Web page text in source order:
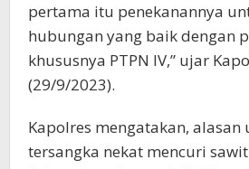
pertama itu penekanannya
hubungan yang baik dengan
khususnya PTPN IV,” ujar
(29/9/2023).
Kapolres mengatakan, alasan
tersangka nekat mencuri